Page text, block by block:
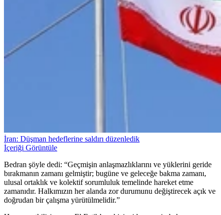
İran: Düşman hedeflerine saldırı düzenledik
İçeriği Görüntüle
Bedran şöyle dedi: “Geçmişin anlaşmazlıklarını ve yüklerini geride
bırakmanın zamanı gelmiştir; bugüne ve geleceğe bakma zamanı,
ulusal ortaklık ve kolektif sorumluluk temelinde hareket etme
zamanıdır. Halkımızın her alanda zor durumunu değiştirecek açık ve
doğrudan bir çalışma yürütülmelidir.”